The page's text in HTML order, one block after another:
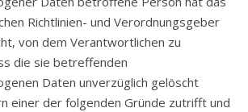
Richtlinien- und Verordnungsgeber
von dem Verantwortlichen zu
die sie betreffenden
Daten unverzüglich gelöscht
einer der folgenden Gründe zutrifft und